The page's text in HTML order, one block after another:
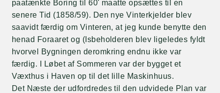
paatænkte Boring til 60' maatte opsættes til en
senere Tid (1858/59). Den nye Vinterkjelder blev
saavidt færdig om Vinteren, at jeg kunde benytte den
henad Foraaret og (Isbeholderen blev ligeledes fyldt
hvorvel Bygningen deromkring endnu ikke var
færdig. I Løbet af Sommeren var der bygget et
Væxthus i Haven op til det lille Maskinhuus.
Det Næste der udfordredes til den udvidede Plan var